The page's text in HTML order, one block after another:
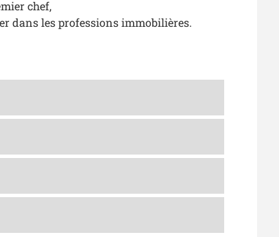
chef,
dans les professions immobilières.